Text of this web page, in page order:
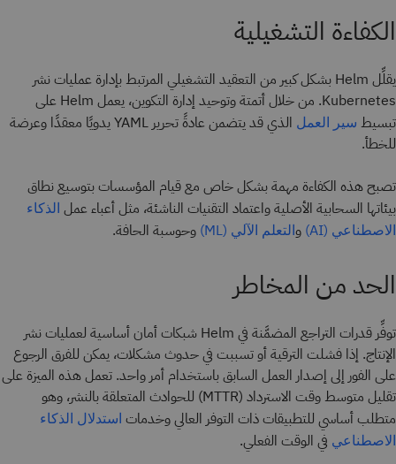
الكفاءة التشغيلية
يقلِّل Helm بشكل كبير من التعقيد التشغيلي المرتبط بإدارة عمليات نشر
Kubernetes. من خلال أتمتة وتوحيد إدارة التكوين، يعمل Helm على
تبسيط سير العمل
الذي قد يتضمن عادةً تحرير YAML يدويًا معقدًا وعرضة
للخطأ.
تصبح هذه الكفاءة مهمة بشكل خاص مع قيام المؤسسات بتوسيع نطاق
بيئاتها السحابية الأصلية واعتماد التقنيات الناشئة، مثل أعباء عمل الذكاء
الاصطناعي (AI)
والتعلم الآلي (ML) وحوسبة الحافة.
الحد من المخاطر
توفِّر قدرات التراجع المضمَّنة في Helm شبكات أمان أساسية لعمليات نشر
الإنتاج. إذا فشلت الترقية أو تسببت في حدوث مشكلات، يمكن للفرق الرجوع
على الفور إلى إصدار العمل السابق باستخدام أمر واحد. تعمل هذه الميزة على
تقليل متوسط وقت الاسترداد (MTTR) للحوادث المتعلقة بالنشر، وهو
متطلب أساسي للتطبيقات ذات التوفر العالي وخدمات استدلال الذكاء
الاصطناعي في الوقت الفعلي.